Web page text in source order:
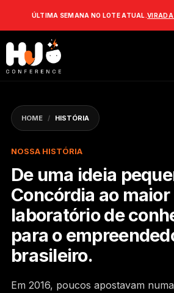
ÚLTIMA SEMANA NO LOTE ATUAL.
HOME / HISTÓRIA
NOSSA HISTÓRIA
De uma ideia
Concórdia ao maior
laboratório de
para o
brasileiro.
Em 2016, poucos apostavam